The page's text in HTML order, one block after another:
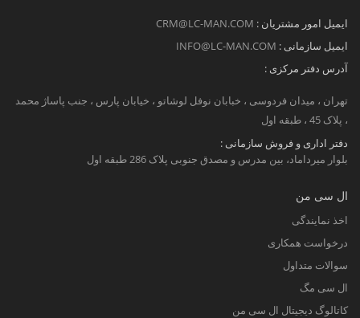
ایمیل امور مشتریان : CRM@LC-MAN.COM
ایمیل سازمانی : INFO@LC-MAN.COM
آدرس دفتر مرکزی :
تهران ، میدان فردوسی ، خبابان نوفل لوشاتو ، خیابان پارس ، جنب پاساژ محمد
، پلاک 45 ، طبقه اول
دفتر اداری و فروش سازمانی :
بلوار میرداماد، بین مدرس و مصدق جنوبی پلاک 286 طبقه اول
ال سی من
اخذ نمایندگی
درخواست همکاری
سوالات متداول
ال سی مگ
کاتالوگ دیجیتال ال سی من